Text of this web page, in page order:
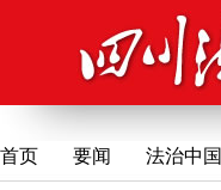
首页 要闻 法治中国